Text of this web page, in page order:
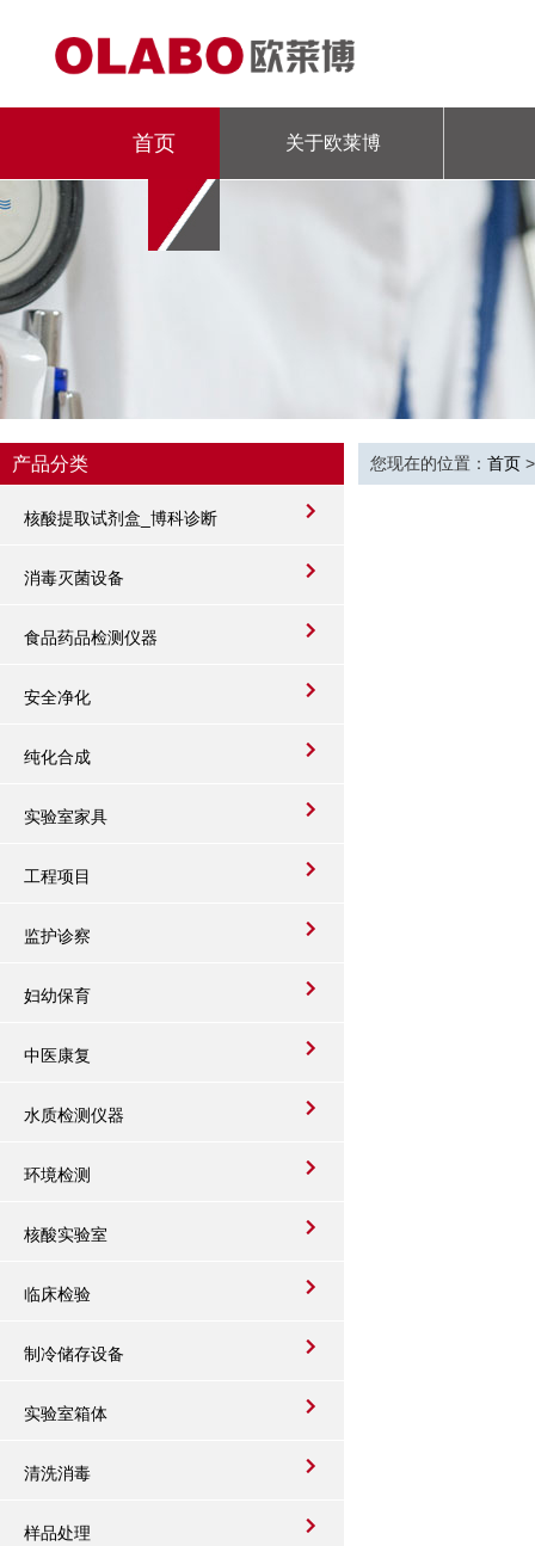
首页 关于欧莱博
产品分类
核酸提取试剂盒_博科诊断
消毒灭菌设备
食品药品检测仪器
安全净化
纯化合成
实验室家具
工程项目
监护诊察
妇幼保育
中医康复
水质检测仪器
环境检测
核酸实验室
临床检验
制冷储存设备
实验室箱体
清洗消毒
样品处理
您现在的位置： 首页